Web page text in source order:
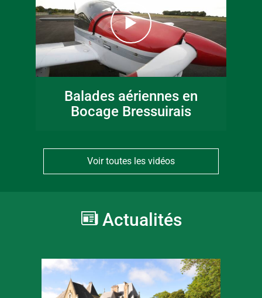
Balades aériennes en
Bocage Bressuirais
Voir toutes les vidéos
Actualités